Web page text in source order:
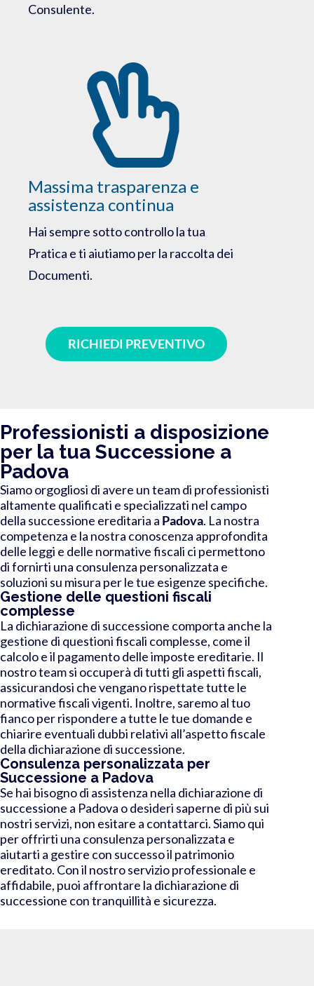
Consulente.
Massima trasparenza e
assistenza continua
Hai sempre sotto controllo la tua
Pratica e ti aiutiamo per la raccolta dei
Documenti.
RICHIEDI PREVENTIVO
Professionisti a disposizione
per la tua Successione a
Padova
Siamo orgogliosi di avere un team di professionisti
altamente qualificati e specializzati nel campo
della successione ereditaria a Padova. La nostra
competenza e la nostra conoscenza approfondita
delle leggi e delle normative fiscali ci permettono
di fornirti una consulenza personalizzata e
soluzioni su misura per le tue esigenze specifiche.
Gestione delle questioni fiscali
complesse
La dichiarazione di successione comporta anche la
gestione di questioni fiscali complesse, come il
calcolo e il pagamento delle imposte ereditarie. Il
nostro team si occuperà di tutti gli aspetti fiscali,
assicurandosi che vengano rispettate tutte le
normative fiscali vigenti. Inoltre, saremo al tuo
fianco per rispondere a tutte le tue domande e
chiarire eventuali dubbi relativi all’aspetto fiscale
della dichiarazione di successione.
Consulenza personalizzata per
Successione a Padova
Se hai bisogno di assistenza nella dichiarazione di
successione a Padova o desideri saperne di più sui
nostri servizi, non esitare a contattarci. Siamo qui
per offrirti una consulenza personalizzata e
aiutarti a gestire con successo il patrimonio
ereditato. Con il nostro servizio professionale e
affidabile, puoi affrontare la dichiarazione di
successione con tranquillità e sicurezza.